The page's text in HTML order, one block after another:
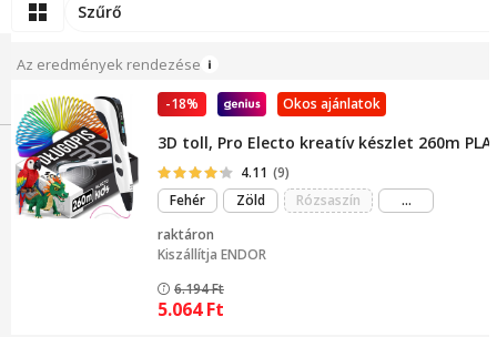
Szűrő
Az eredmények rendezése
Okos ajánlatok
-18%
3D toll, Pro Electo kreatív készlet 260m
4.11 (9)
Fehér
Zöld Rózsaszín ...még
raktáron
Kiszállítja ENDOR
6.194Ft
5.064Ft